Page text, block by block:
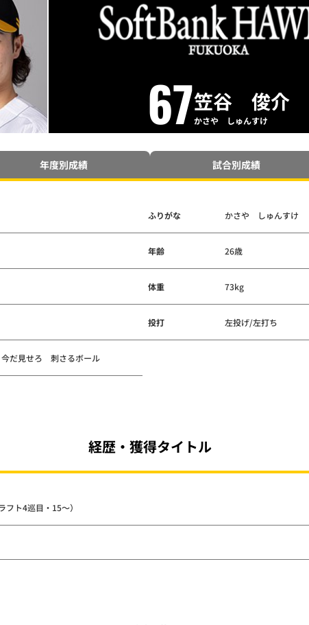
67笠谷 俊介
かさや しゅんすけ
年度別成績 試合別成績
ふりがな かさや しゅんすけ
年齢 26歳
体重 73kg
投打 左投げ/左打ち
だ見せろ 刺さるボール
経歴・獲得タイトル
ト4巡目・15～）